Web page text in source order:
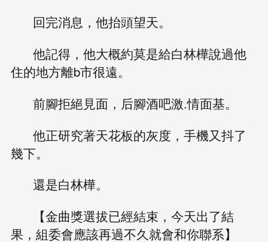
回完消息，他抬頭望天。
他記得，他大概約莫是給白林樺說過他
住的地方離b市很遠。
前腳拒絕見面，后腳酒吧激.情面基。
他正研究著天花板的灰度，手機又抖了
幾下。
還是白林樺。
【金曲獎選拔已經結束，今天出了結
果，組委會應該再過不久就會和你聯系】